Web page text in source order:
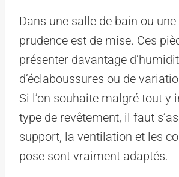
Dans une salle de bain ou
prudence est de mise. Ces
présenter davantage
d’éclaboussures ou de
Si l’on souhaite malgré tout y
type de revêtement, il faut
support, la ventilation et les
pose sont vraiment adaptés.